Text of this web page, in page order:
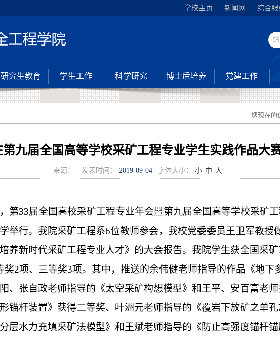
学校主页 新闻网 综合服
研究生教育 学生工作 科学研究 博士后培养 党建工作
您现在的
九届全国高等学校采矿工程专业学生实践作品大
来源： 发表时间： 2019-09-04 字体大小： 小 中 大
第33届全国高校采矿工程专业年会暨第九届全国高等学校采矿
举行。我院采矿工程系6位教师参会，我校党委委员王卫军教授
养新时代采矿工程专业人才》的大会报告。我院学生获全国采
奖2项、三等奖3项。其中，推送的余伟健老师指导的作品《地下
、张自政老师指导的《太空采矿构想模型》和王平、安百富老
锚杆装置》获得二等奖、叶洲元老师指导的《覆岩下放矿之单
层水力充填采矿法模型》和王斌老师指导的《防止高强度锚杆